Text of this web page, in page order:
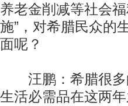
养老金削减等社会
施”，对希腊民众的
面呢？
汪鹏：希腊很多
生活必需品在这两